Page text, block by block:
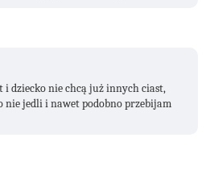
i dziecko nie chcą już innych ciast,
nie jedli i nawet podobno przebijam